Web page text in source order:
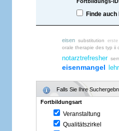
Finde
eisen substitution erste
orale therapie des typ ii
notarztrefresher
eisenmangel
Falls Sie Ihre
Fortbildungsart
Veranstaltung
Qualitätszirkel